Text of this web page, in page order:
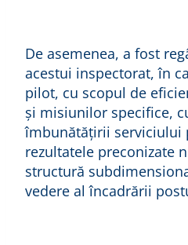
De asemenea, a fost
acestui inspectorat, în
pilot, cu scopul de
și misiunilor specifice,
îmbunătățirii serviciului
rezultatele preconizate
structură
vedere al încadrării